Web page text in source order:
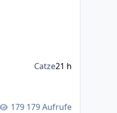
179 Aufrufe
Catze21 h